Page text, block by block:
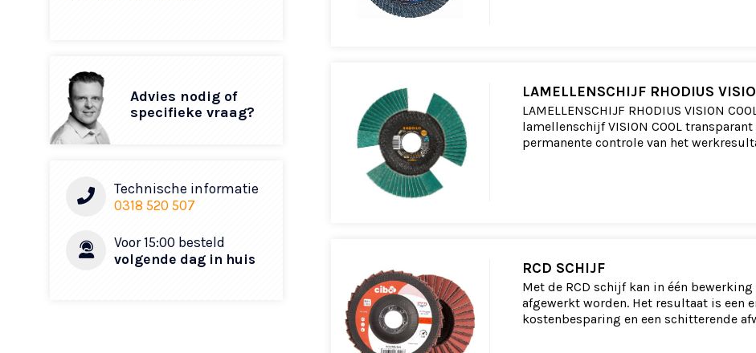
Advies nodig of
specifieke vraag?
Technische informatie
0318 520 507
Voor 15:00 besteld
volgende dag in huis
LAMELLENSCHIJF RHODIUS
LAMELLENSCHIJF RHODIUS VISION
lamellenschijf VISION COOL
permanente controle van het
RCD SCHIJF
Met de RCD schijf kan in één
afgewerkt worden. Het resultaat is
kostenbesparing en een schitterende